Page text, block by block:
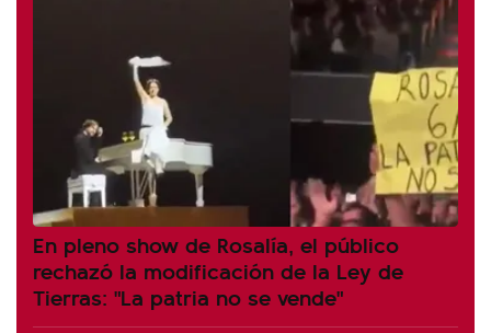
En pleno show de Rosalía, el público
rechazó la modificación de la Ley de
Tierras: "La patria no se vende"